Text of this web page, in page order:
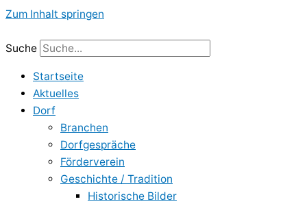
Zum Inhalt springen
Suche
Startseite
Aktuelles
Dorf
Branchen
Dorfgespräche
Förderverein
Geschichte / Tradition
Historische Bilder